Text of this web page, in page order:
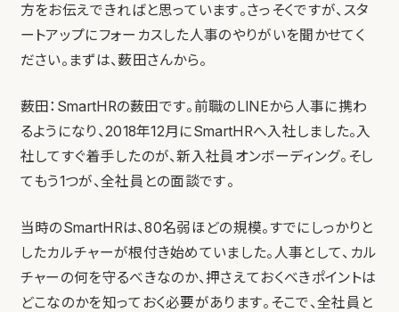
方をお伝えできればと思っています。さっそくですが、スタ
ートアップにフォーカスした人事のやりがいを聞かせてく
ださい。まずは、薮田さんから。
薮田：SmartHRの薮田です。前職のLINEから人事に携わ
るようになり、2018年12月にSmartHRへ入社しました。入
社してすぐ着手したのが、新入社員オンボーディング。そし
てもう1つが、全社員との面談です。
当時のSmartHRは、80名弱ほどの規模。すでにしっかりと
したカルチャーが根付き始めていました。人事として、カル
チャーの何を守るべきなのか、押さえておくべきポイントは
どこなのかを知っておく必要があります。そこで、全社員と